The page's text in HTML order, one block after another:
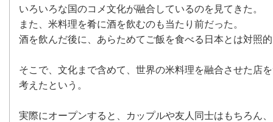
いろいろな国のコメ文化が融合しているのを見てきた。
また、米料理を肴に酒を飲むのも当たり前だった。
酒を飲んだ後に、あらためてご飯を食べる日本とは対照
そこで、文化まで含めて、世界の米料理を融合させた店
考えたという。
実際にオープンすると、カップルや友人同士はもちろん、